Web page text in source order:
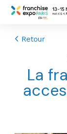
Retour
La